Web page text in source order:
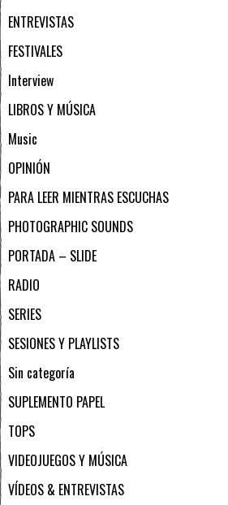
ENTREVISTAS
FESTIVALES
Interview
LIBROS Y MÚSICA
Music
OPINIÓN
PARA LEER MIENTRAS ESCUCHAS
PHOTOGRAPHIC SOUNDS
PORTADA – SLIDE
RADIO
SERIES
SESIONES Y PLAYLISTS
Sin categoría
SUPLEMENTO PAPEL
TOPS
VIDEOJUEGOS Y MÚSICA
VÍDEOS & ENTREVISTAS